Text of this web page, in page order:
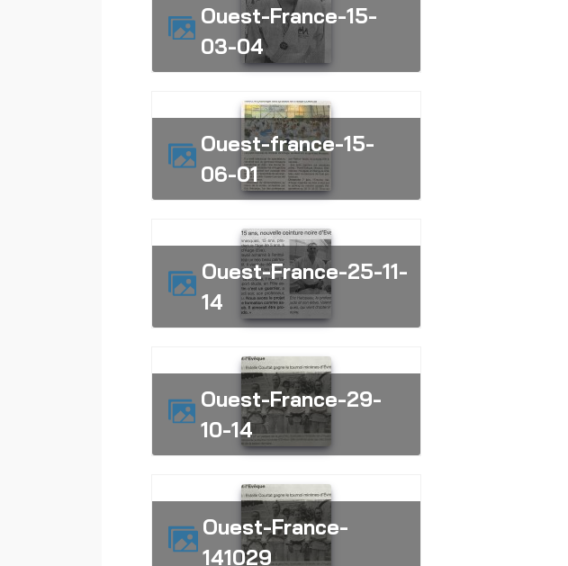
Ouest-France-15-
03-04
ouest-france-15-
06-01
Ouest-France-25-11-
14
Ouest-France-29-
10-14
Ouest-France-
141029